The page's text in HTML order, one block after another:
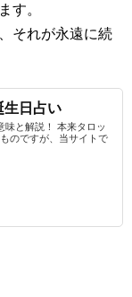
す。
それが永遠に続
生日占い
味と解説！ 本来タロッ
のですが、当サイトで